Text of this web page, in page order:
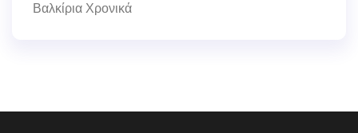
Βαλκίρια Χρονικά